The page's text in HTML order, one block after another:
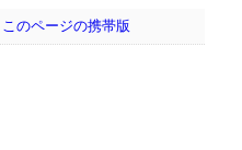
このページの携帯版